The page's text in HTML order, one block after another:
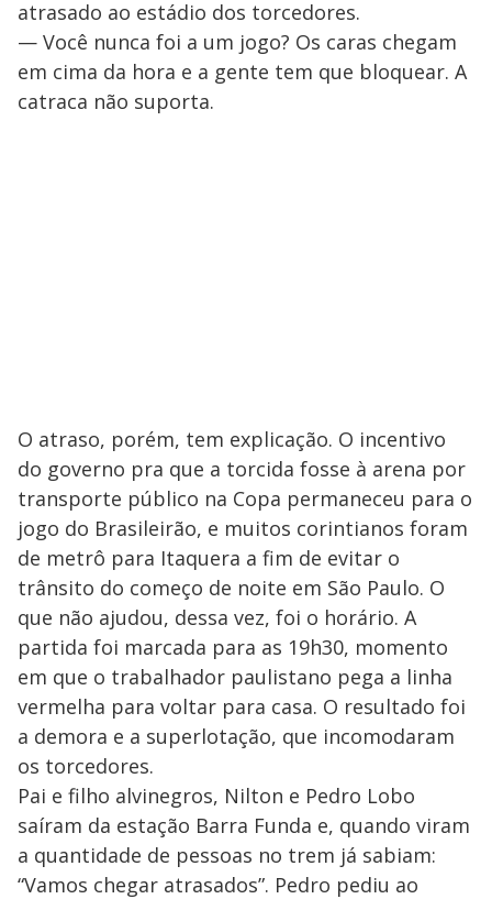
atrasado ao estádio dos torcedores.
— Você nunca foi a um jogo? Os caras chegam
em cima da hora e a gente tem que bloquear. A
catraca não suporta.
O atraso, porém, tem explicação. O incentivo
do governo pra que a torcida fosse à arena por
transporte público na Copa permaneceu para o
jogo do Brasileirão, e muitos corintianos foram
de metrô para Itaquera a fim de evitar o
trânsito do começo de noite em São Paulo. O
que não ajudou, dessa vez, foi o horário. A
partida foi marcada para as 19h30, momento
em que o trabalhador paulistano pega a linha
vermelha para voltar para casa. O resultado foi
a demora e a superlotação, que incomodaram
os torcedores.
Pai e filho alvinegros, Nilton e Pedro Lobo
saíram da estação Barra Funda e, quando viram
a quantidade de pessoas no trem já sabiam:
“Vamos chegar atrasados”. Pedro pediu ao